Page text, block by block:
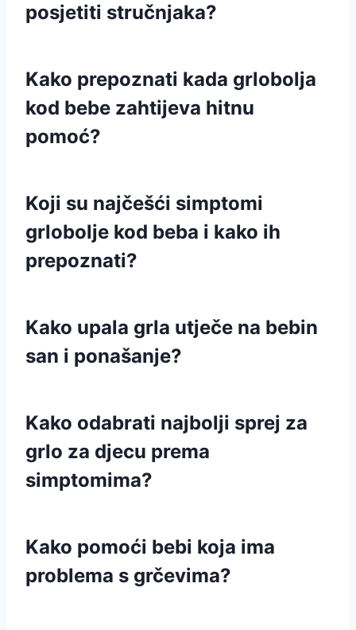
posjetiti stručnjaka?
Kako prepoznati kada grlobolja
kod bebe zahtijeva hitnu
pomoć?
Koji su najčešći simptomi
grlobolje kod beba i kako ih
prepoznati?
Kako upala grla utječe na bebin
san i ponašanje?
Kako odabrati najbolji sprej za
grlo za djecu prema
simptomima?
Kako pomoći bebi koja ima
problema s grčevima?